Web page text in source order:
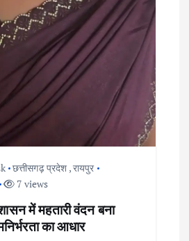
छत्तीसगढ़ प्रदेश ,रायपुर
7 views
में महतारी वंदन बना
का आधार